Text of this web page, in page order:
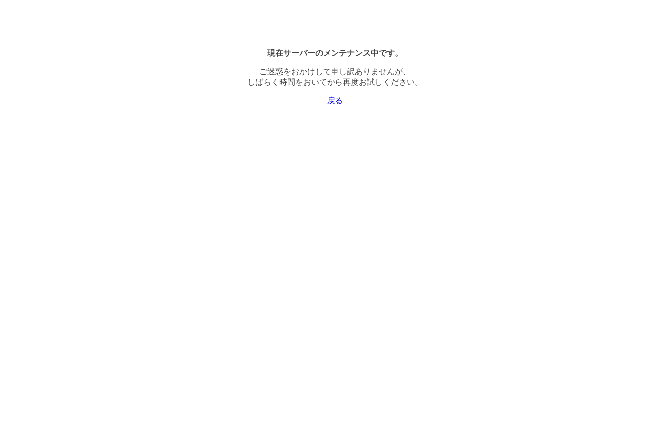
現在サーバーのメンテナンス中です。
ご迷惑をおかけして申し訳ありませんが、
しばらく時間をおいてから再度お試しください。
戻る